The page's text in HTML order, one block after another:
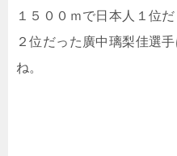
１５００ｍで日本人１位
２位だった廣中璃梨佳選
ね。